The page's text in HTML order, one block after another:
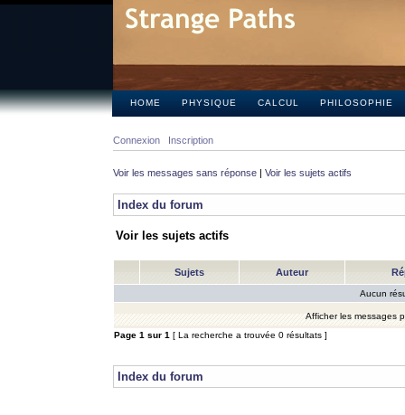
HOME PHYSIQUE CALCUL PHILOSOPHIE
Connexion Inscription
Voir les messages sans réponse | Voir les sujets actifs
Index du forum
Voir les sujets actifs
Sujets Auteur
Aucun
Afficher les messages
Page 1 sur 1 [ La recherche a trouvée 0 résultats ]
Index du forum